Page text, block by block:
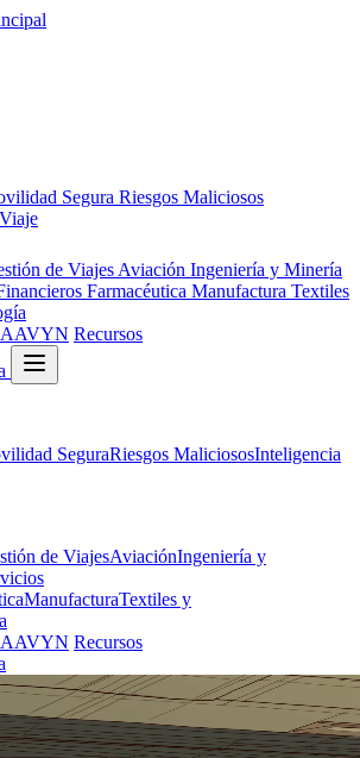
Segura Riesgos Maliciosos
de Viajes Aviación Ingeniería y Minería
Farmacéutica Manufactura Textiles
Recursos
SeguraRiesgos MaliciososInteligencia
de ViajesAviaciónIngeniería y
ManufacturaTextiles y
Recursos